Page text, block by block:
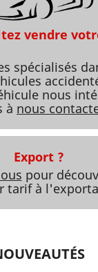
vendre
spécialisés
nous
à nous
Export ?
pour
tarif à